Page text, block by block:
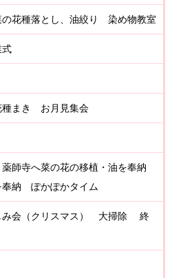
花種落とし、油絞り 染め物教室
まき お月見集会
師寺へ菜の花の移植・油を奉納
奉納 ぽかぽかタイム
会（クリスマス） 大掃除 終